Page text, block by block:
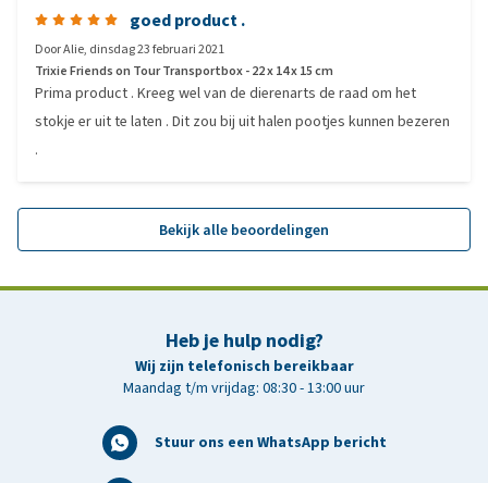
goed product .
DoorAlie, dinsdag 23 februari 2021
Trixie Friends on Tour Transportbox - 22 x 14 x 15 cm
Prima product . Kreeg wel van de dierenarts de raad om het
stokje er uit te laten . Dit zou bij uit halen pootjes kunnen bezeren
.
Bekijk alle beoordelingen
Heb je hulp nodig?
Wij zijn telefonisch bereikbaar
Maandag t/m vrijdag: 08:30 - 13:00 uur
Stuur ons een WhatsApp bericht